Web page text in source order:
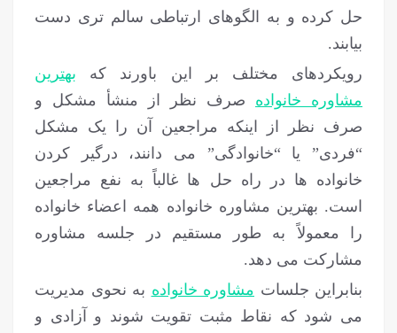
حل کرده و به الگوهای ارتباطی سالم تری دست
بیابند.
رویکردهای مختلف بر این باورند که بهترین
مشاوره خانواده صرف نظر از منشأ مشکل و
صرف نظر از اینکه مراجعین آن را یک مشکل
“فردی” یا “خانوادگی” می دانند، درگیر کردن
خانواده ها در راه حل ها غالباً به نفع مراجعین
است. بهترین مشاوره خانواده همه اعضاء خانواده
را معمولاً به طور مستقیم در جلسه مشاوره
مشارکت می دهد.
بنابراین جلسات مشاوره خانواده به نحوی مدیریت
می شود که نقاط مثبت تقویت شوند و آزادی و